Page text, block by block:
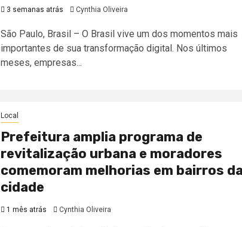
3 semanas atrás Cynthia Oliveira
São Paulo, Brasil – O Brasil vive um dos momentos mais
importantes de sua transformação digital. Nos últimos
meses, empresas...
Local
Prefeitura amplia programa de
revitalização urbana e moradores
comemoram melhorias em bairros
cidade
1 mês atrás Cynthia Oliveira